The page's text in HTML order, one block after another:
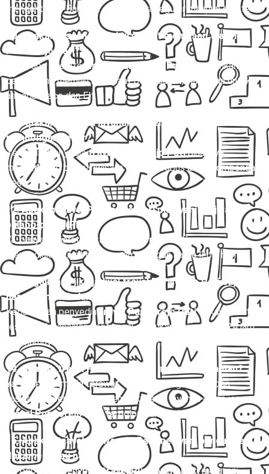
mengantar ke Bandara , baik secara reguler maupun charter.
10. Apakah bisa memilih kursi saat memesan travel
Purworejo Pati?
Beberapa operator travel Purworejo Pati
mengizinkan
penumpang memilih kursi saat pemesanan, terutama untuk
armada Hiace dan Elf.
11. Apakah tersedia layanan travel Purworejo Pati untuk
rombongan besar?
Tersedia. Penyediatravel Purworejo Patibiasanya
menyediakan bus pariwisata atau microbus untuk rombongan
besar.
12. Apakah travel Purworejo Pati melayani perjalanan
pulang-pergi (PP)?
Ya, banyak operator
travel Purworejo Patiyang
menyediakan tiket pulang-pergi dengan harga lebih hemat.
13. Bagaimana jika jadwal travel Purworejo Pati saya
berubah mendadak?
Kebanyakan penyedia travel Purworejo Patifleksibel untuk
reschedule, asalkan konfirmasi dilakukan minimal 12–24 jam
sebelumnya.
14. Apakah travel Purworejo Pati aman dan nyaman?
Ya, dengan armada terawat, sopir berpengalaman, dan
fasilitas seperti AC, kursi empuk, serta layanan antar-jemput,
travel Purworejo Patitergolong aman dan nyaman.
15. Apakah travel Purworejo Pati melayani pengiriman
dokumen atau paket kilat?
Ya, beberapa penyediatravel Purworejo Patimelayani